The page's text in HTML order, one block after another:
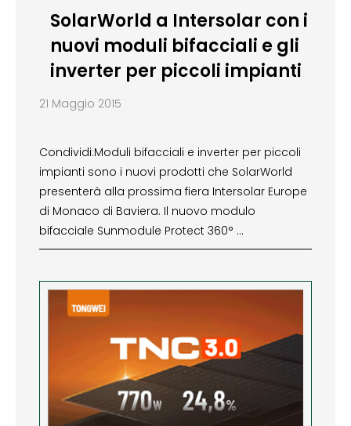
SolarWorld a Intersolar con i
nuovi moduli bifacciali e gli
inverter per piccoli impianti
21 Maggio 2015
Condividi:Moduli bifacciali e inverter per piccoli
impianti sono i nuovi prodotti che SolarWorld
presenterà alla prossima fiera Intersolar Europe
di Monaco di Baviera. Il nuovo modulo
bifacciale Sunmodule Protect 360° …